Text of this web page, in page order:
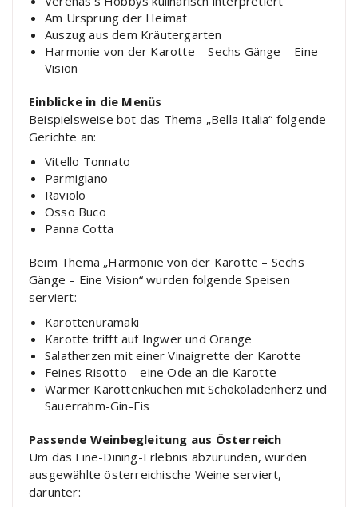
Am Ursprung der Heimat
Auszug aus dem Kräutergarten
Harmonie von der Karotte – Sechs Gänge – Eine
Vision
Einblicke in die Menüs
Beispielsweise bot das Thema „Bella Italia“ folgende
Gerichte an:
Vitello Tonnato
Parmigiano
Raviolo
Osso Buco
Panna Cotta
Beim Thema „Harmonie von der Karotte – Sechs
Gänge – Eine Vision“ wurden folgende Speisen
serviert:
Karottenuramaki
Karotte trifft auf Ingwer und Orange
Salatherzen mit einer Vinaigrette der Karotte
Feines Risotto – eine Ode an die Karotte
Warmer Karottenkuchen mit Schokoladenherz und
Sauerrahm-Gin-Eis
Passende Weinbegleitung aus Österreich
Um das Fine-Dining-Erlebnis abzurunden, wurden
ausgewählte österreichische Weine serviert,
darunter: